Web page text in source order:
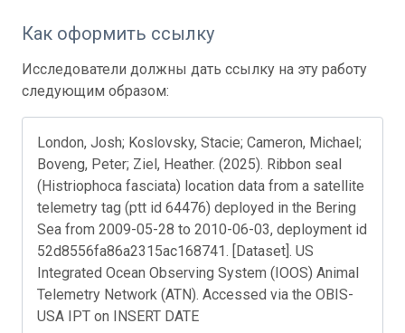
Как оформить ссылку
Исследователи должны дать ссылку на эту работу
следующим образом:
London, Josh; Koslovsky, Stacie; Cameron, Michael;
Boveng, Peter; Ziel, Heather. (2025). Ribbon seal
(Histriophoca fasciata) location data from a satellite
telemetry tag (ptt id 64476) deployed in the Bering
Sea from 2009-05-28 to 2010-06-03, deployment id
52d8556fa86a2315ac168741. [Dataset]. US
Integrated Ocean Observing System (IOOS) Animal
Telemetry Network (ATN). Accessed via the OBIS-
USA IPT on INSERT DATE